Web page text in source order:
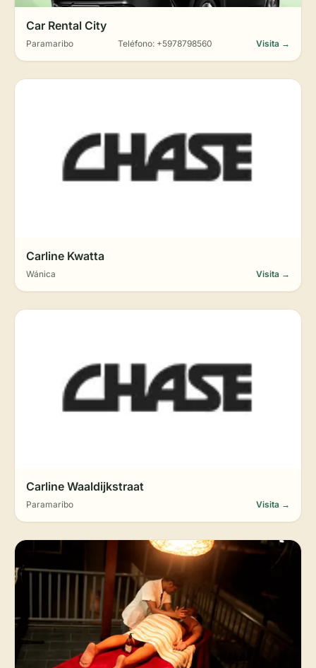
Car Rental City
Paramaribo Teléfono: +5978798560 Visita →
Carline Kwatta
Wánica Visita →
Carline Waaldijkstraat
Paramaribo Visita →